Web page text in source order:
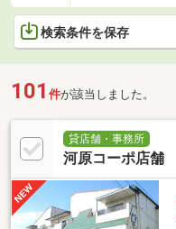
検索条件を保存
101 件が該当しました。
貸店舗・事務所
河原コーポ店舗